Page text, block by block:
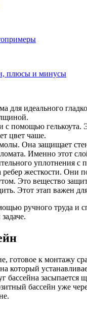
плюсы и минусы
для идеального
помощью гелькоута.
цвет чаше.
Она защищает
Именно этот
уплотнения с
жесткости. Они
Это вещество
Этот этап важен
ручного труда и
готовое к монтажу
который
бассейна
бассейн уже